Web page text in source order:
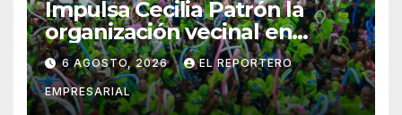
Impulsa Cecilia Patrón la
organización vecinal en
Mérida y suma a comités de
vigilancia en la prevención
social del delito
6 AGOSTO, 2026 EL REPORTERO
EMPRESARIAL